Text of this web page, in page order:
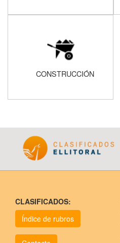
CONSTRUCCIÓN
CLASIFICADOS:
Índice de rubros